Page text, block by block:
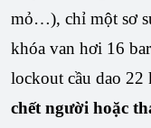
mỏ…), chỉ một sơ
khóa van hơi 16
lockout cầu dao 22
chết người hoặc